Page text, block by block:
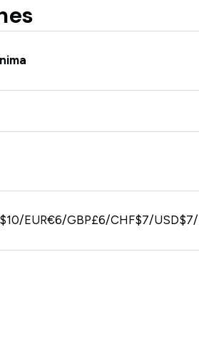
EUR€6/GBP£6/CHF$7/